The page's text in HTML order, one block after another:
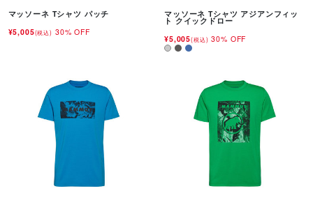
マッソーネ Tシャツ パッチ
¥5,005(税込) 30% OFF
マッソーネ Tシャツ アジアンフィッ
ト クイックドロー
¥5,005(税込) 30% OFF